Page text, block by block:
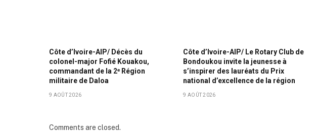
Côte d’Ivoire-AIP/ Décès du
colonel-major Fofié Kouakou,
commandant de la 2ᵉ Région
militaire de Daloa
9 AOÛT 2026
Côte d’Ivoire-AIP/ Le Rotary Club de
Bondoukou invite la jeunesse à
s’inspirer des lauréats du Prix
national d’excellence de la région
9 AOÛT 2026
Comments are closed.